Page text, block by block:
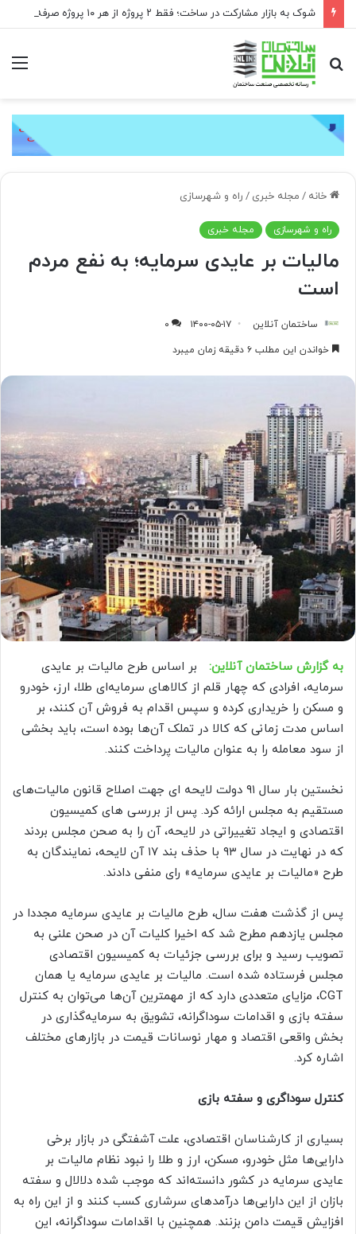
شوک به بازار مشارکت در ساخت؛ فقط ۲ پروژه از هر ۱۰ پروژه صرفه اقتصادی دارد
جستجو
برای
خانه / مجله خبری / راه و شهرسازی
راه و شهرسازی مجله خبری
مالیات بر عایدی سرمایه؛ به نفع مردم
است
ساختمان آنلاین ۱۴۰۰-۰۵-۱۷
۰
خواندن این مطلب ۶ دقیقه زمان میبرد
به گزارش ساختمان آنلاین:
بر اساس طرح مالیات بر عایدی
سرمایه، افرادی که چهار قلم از کالاهای سرمایه‌ای طلا، ارز، خودرو
و مسکن را خریداری کرده و سپس اقدام به فروش آن کنند، بر
اساس مدت زمانی که کالا در تملک آن‌ها بوده است، باید بخشی
از سود معامله را به عنوان مالیات پرداخت کنند.
نخستین بار سال ۹۱ دولت لایحه ای جهت اصلاح قانون مالیات‌های
مستقیم به مجلس ارائه کرد. پس از بررسی های کمیسیون
اقتصادی و ایجاد تغییراتی در لایحه، آن را به صحن مجلس بردند
که در نهایت در سال ۹۳ با حذف بند ۱۷ آن لایحه، نمایندگان به
طرح «مالیات بر عایدی سرمایه» رای منفی دادند.
پس از گذشت هفت سال، طرح مالیات بر عایدی سرمایه مجددا در
مجلس یازدهم مطرح شد که اخیرا کلیات آن در صحن علنی به
تصویب رسید و برای بررسی جزئیات به کمیسیون اقتصادی
مجلس فرستاده شده است. مالیات بر عایدی سرمایه یا همان
CGT، مزایای متعددی دارد که از مهمترین آن‌ها می‌توان به کنترل
سفته بازی و اقدامات سوداگرانه، تشویق به سرمایه‌گذاری در
بخش واقعی اقتصاد و مهار نوسانات قیمت در بازارهای مختلف
اشاره کرد.
کنترل سوداگری و سفته بازی
بسیاری از کارشناسان اقتصادی، علت آشفتگی در بازار برخی
دارایی‌ها مثل خودرو، مسکن، ارز و طلا را نبود نظام مالیات بر
عایدی سرمایه در کشور دانسته‌اند که موجب شده دلالال و سفته
بازان از این دارایی‌ها درآمد‌های سرشاری کسب کنند و از این راه به
افزایش قیمت دامن بزنند. همچنین با اقدامات سوداگرانه، این